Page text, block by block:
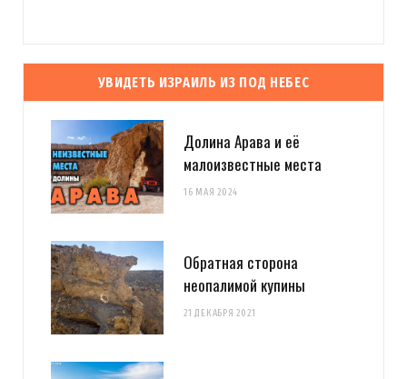
УВИДЕТЬ ИЗРАИЛЬ ИЗ ПОД НЕБЕС
Долина Арава и её
малоизвестные места
16 МАЯ 2024
Обратная сторона
неопалимой купины
21 ДЕКАБРЯ 2021